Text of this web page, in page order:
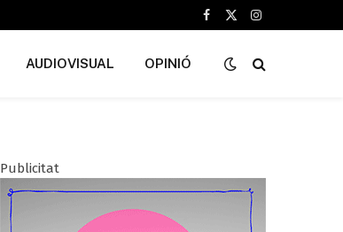
Facebook
X
Instagram
AUDIOVISUAL OPINIÓ
Publicitat